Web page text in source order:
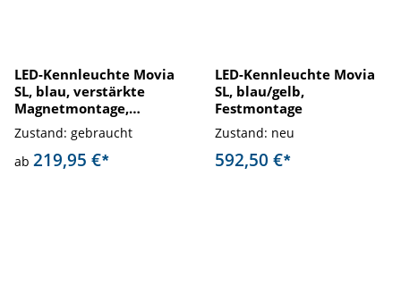
LED-Kennleuchte Movia
SL, blau, verstärkte
Magnetmontage,
gebraucht
Zustand: gebraucht
ab 219,95 €*
LED-Kennleuchte Movia
SL, blau/gelb,
Festmontage
Zustand: neu
592,50 €*